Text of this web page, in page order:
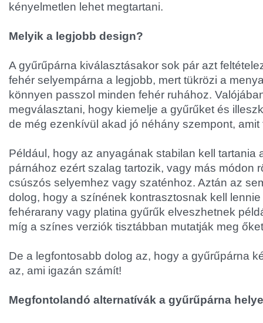
kényelmetlen lehet megtartani.
Melyik a legjobb design?
A gyűrűpárna kiválasztásakor sok pár azt
fehér selyempárna a legjobb, mert tükrözi a
könnyen passzol minden fehér ruhához.
megválasztani, hogy kiemelje a gyűrűket és
de még ezenkívül akad jó néhány szempont,
Például, hogy az anyagának stabilan kell tartania
párnához ezért szalag tartozik, vagy más módon
csúszós selyemhez vagy szaténhoz. Aztán az
dolog, hogy a színének kontrasztosnak kell
fehérarany vagy platina gyűrűk elveszhetnek
míg a színes verziók tisztábban mutatják meg
De a legfontosabb dolog az, hogy a gyűrűpárna
az, ami igazán számít!
Megfontolandó alternatívák a gyűrűpárna